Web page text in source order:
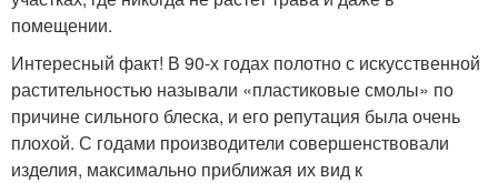
помещении.
Интересный факт! В 90-х годах полотно с искусственной
растительностью называли «пластиковые смолы» по
причине сильного блеска, и его репутация была очень
плохой. С годами производители совершенствовали
изделия, максимально приближая их вид к